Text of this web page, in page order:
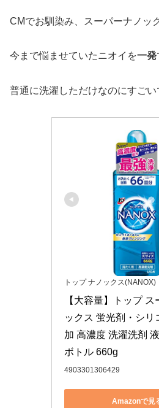
CMでお馴染み、スーパーナノッ
今まで悩ませていたニオイを一発
普通に洗濯しただけなのにすごい
トップ ナノックス(NANOX)
【大容量】トップ ス
ックス 蛍光剤・シリ
加 高濃度 洗濯洗剤
ボトル 660g
4903301306429
Amazonで見